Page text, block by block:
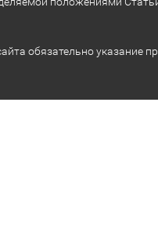
обязательно указание